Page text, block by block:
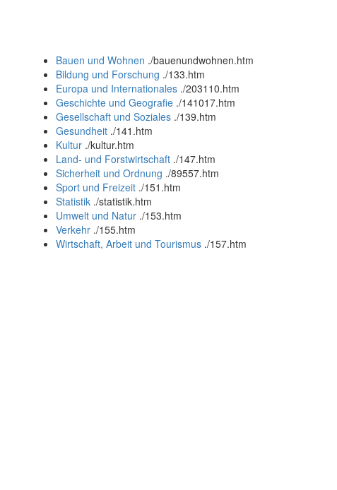
Bauen und Wohnen ./bauenundwohnen.htm
Bildung und Forschung ./133.htm
Europa und Internationales ./203110.htm
Geschichte und Geografie ./141017.htm
Gesellschaft und Soziales ./139.htm
Gesundheit ./141.htm
Kultur ./kultur.htm
Land- und Forstwirtschaft ./147.htm
Sicherheit und Ordnung ./89557.htm
Sport und Freizeit ./151.htm
Statistik ./statistik.htm
Umwelt und Natur ./153.htm
Verkehr ./155.htm
Wirtschaft, Arbeit und Tourismus ./157.htm